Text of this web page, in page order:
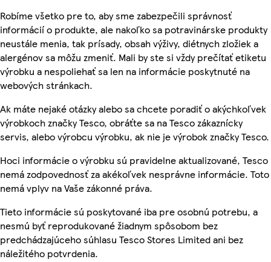
Robíme všetko pre to, aby sme zabezpečili správnosť
informácií o produkte, ale nakoľko sa potravinárske produkty
neustále menia, tak prísady, obsah výživy, diétnych zložiek a
alergénov sa môžu zmeniť. Mali by ste si vždy prečítať etiketu
výrobku a nespoliehať sa len na informácie poskytnuté na
webových stránkach.
Ak máte nejaké otázky alebo sa chcete poradiť o akýchkoľvek
výrobkoch značky Tesco, obráťte sa na Tesco zákaznícky
servis, alebo výrobcu výrobku, ak nie je výrobok značky Tesco.
Hoci informácie o výrobku sú pravidelne aktualizované, Tesco
nemá zodpovednosť za akékoľvek nesprávne informácie. Toto
nemá vplyv na Vaše zákonné práva.
Tieto informácie sú poskytované iba pre osobnú potrebu, a
nesmú byť reprodukované žiadnym spôsobom bez
predchádzajúceho súhlasu Tesco Stores Limited ani bez
náležitého potvrdenia.